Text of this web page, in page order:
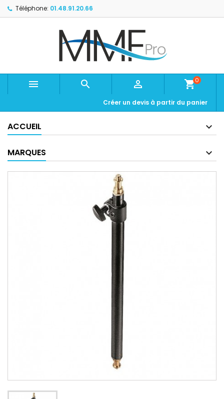
Téléphone: 01.48.91.20.66
   shopping_cart0
Créer un devis à partir du panier
ACCUEIL
MARQUES